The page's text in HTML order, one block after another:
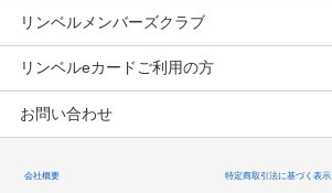
リンベルメンバーズクラブ
リンベルeカードご利用の方
お問い合わせ
会社概要 特定商取引法に基づく表示